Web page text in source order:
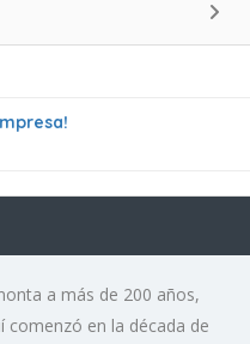
a más de 200 años,
comenzó en la década de